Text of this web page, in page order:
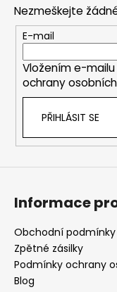
Nezmeškejte
E-mail
Vložením e-
ochrany
PŘIHLÁSIT SE
Informace
Obchodní podmínky
Zpětné zásilky
Podmínky ochrany
Blog